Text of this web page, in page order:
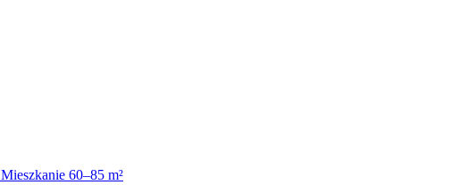
Mieszkanie 60–85 m²